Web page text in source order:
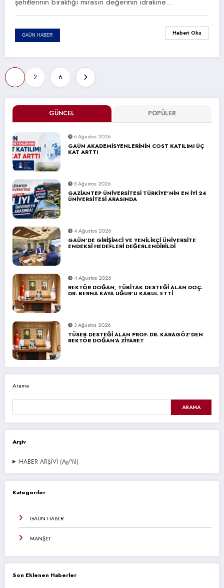
GÜNCEL POPÜLER
6 Ağustos 2026
GAÜN AKADEMİSYENLERİNİN COST KATILIMI ÜÇ
KAT ARTTI
5 Ağustos 2026
GAZİANTEP ÜNİVERSİTESİ TÜRKİYE’NİN EN İYİ 24
ÜNİVERSİTESİ ARASINDA
4 Ağustos 2026
GAÜN’DE GİRİŞİMCİ VE YENİLİKÇİ ÜNİVERSİTE
ENDEKSİ HEDEFLERİ DEĞERLENDİRİLDİ
4 Ağustos 2026
REKTÖR DOĞAN, TÜBİTAK DESTEĞİ ALAN DOÇ.
DR. BERNA KAYA UĞUR’U KABUL ETTİ
3 Ağustos 2026
TÜSEB DESTEĞİ ALAN PROF. DR. KARAGÖZ’DEN
REKTÖR DOĞAN’A ZİYARET
Arama
ARAMA
Arşiv
HABER ARŞİVİ (Ay/Yıl)
Kategoriler
GAÜN HABER
MANŞET
Son Eklenen Haberler
GAÜN HABER Haberi Oku
Yazı
sayfalaması
2
…
6